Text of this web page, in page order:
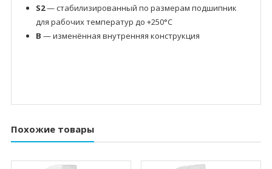
S2— стабилизированный по размерам подшипник
для рабочих температур до +250°C
B — изменённая внутренняя конструкция
Похожие товары